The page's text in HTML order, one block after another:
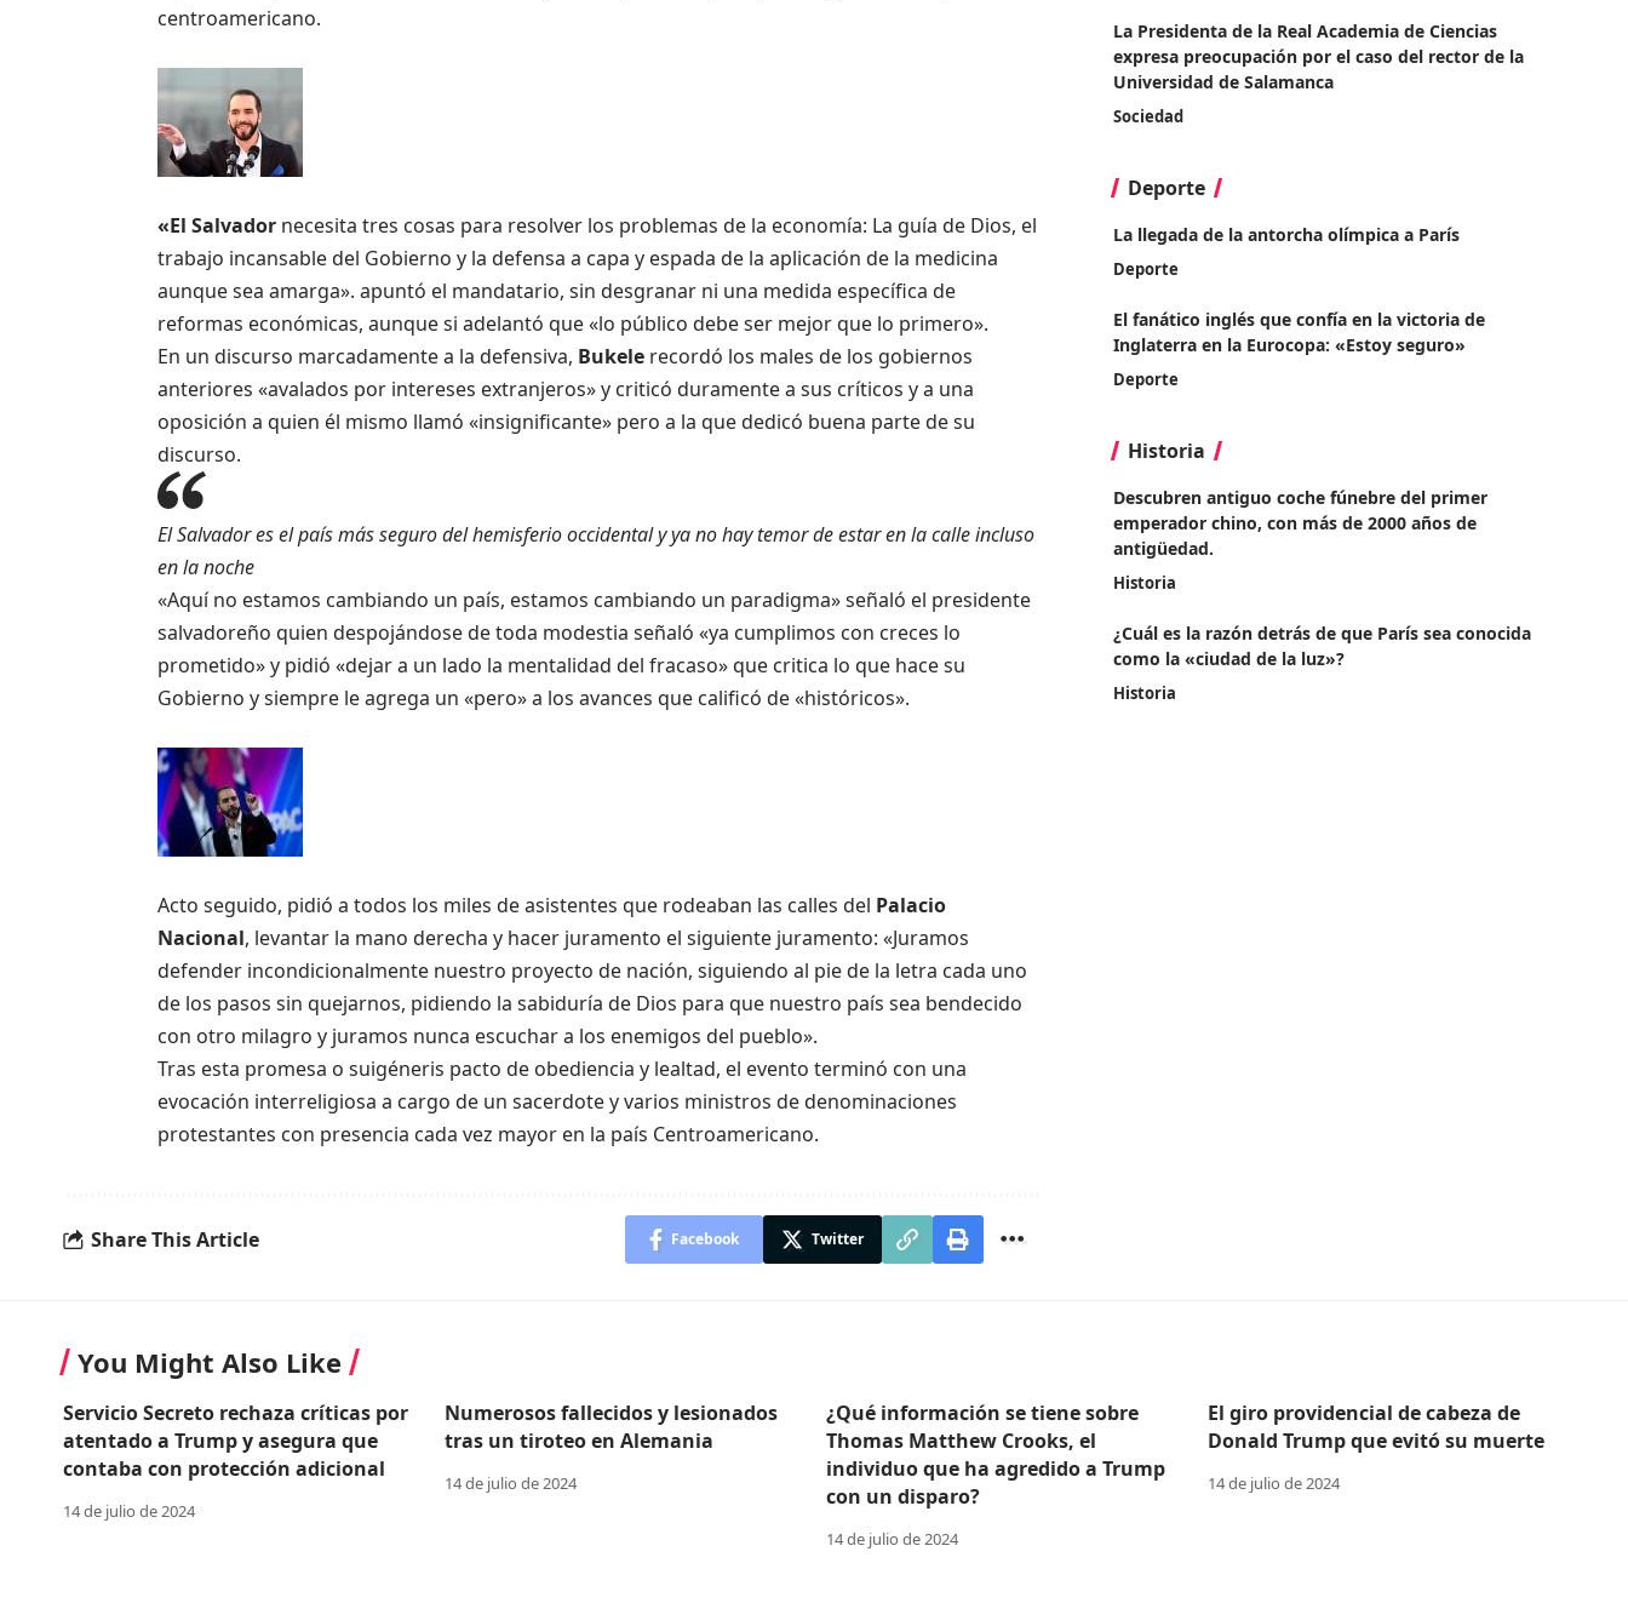
centroamericano.
«El Salvador necesita tres cosas para resolver los problemas de la economía: La guía de Dios, el
trabajo incansable del Gobierno y la defensa a capa y espada de la aplicación de la medicina
aunque sea amarga». apuntó el mandatario, sin desgranar ni una medida específica de
reformas económicas, aunque si adelantó que «lo público debe ser mejor que lo primero».
En un discurso marcadamente a la defensiva, Bukele recordó los males de los gobiernos
anteriores «avalados por intereses extranjeros» y criticó duramente a sus críticos y a una
oposición a quien él mismo llamó «insignificante» pero a la que dedicó buena parte de su
discurso.
El Salvador es el país más seguro del hemisferio occidental y ya no hay temor de estar en la calle incluso
en la noche
«Aquí no estamos cambiando un país, estamos cambiando un paradigma» señaló el presidente
salvadoreño quien despojándose de toda modestia señaló «ya cumplimos con creces lo
prometido» y pidió «dejar a un lado la mentalidad del fracaso» que critica lo que hace su
Gobierno y siempre le agrega un «pero» a los avances que calificó de «históricos».
Acto seguido, pidió a todos los miles de asistentes que rodeaban las calles del Palacio
Nacional, levantar la mano derecha y hacer juramento el siguiente juramento: «Juramos
defender incondicionalmente nuestro proyecto de nación, siguiendo al pie de la letra cada uno
de los pasos sin quejarnos, pidiendo la sabiduría de Dios para que nuestro país sea bendecido
con otro milagro y juramos nunca escuchar a los enemigos del pueblo».
Tras esta promesa o suigéneris pacto de obediencia y lealtad, el evento terminó con una
evocación interreligiosa a cargo de un sacerdote y varios ministros de denominaciones
protestantes con presencia cada vez mayor en la país Centroamericano.
Share This Article Facebook Twitter
La Presidenta de la Real Academia de Ciencias
expresa preocupación por el caso del rector de la
Universidad de Salamanca
Sociedad
Deporte
La llegada de la antorcha olímpica a París
Deporte
El fanático inglés que confía en la victoria de
Inglaterra en la Eurocopa: «Estoy seguro»
Deporte
Historia
Descubren antiguo coche fúnebre del primer
emperador chino, con más de 2000 años de
antigüedad.
Historia
¿Cuál es la razón detrás de que París sea conocida
como la «ciudad de la luz»?
Historia
You Might Also Like
Servicio Secreto rechaza críticas por
atentado a Trump y asegura que
contaba con protección adicional
14 de julio de 2024
Numerosos fallecidos y lesionados
tras un tiroteo en Alemania
14 de julio de 2024
¿Qué información se tiene sobre
Thomas Matthew Crooks, el
individuo que ha agredido a Trump
con un disparo?
14 de julio de 2024
El giro providencial de cabeza de
Donald Trump que evitó su muerte
14 de julio de 2024